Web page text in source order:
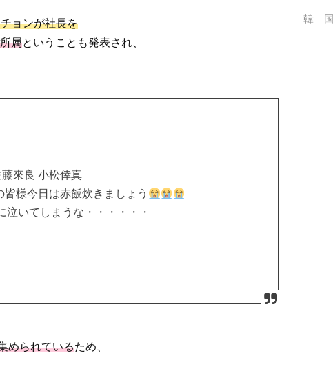
ョンが社長を
属ということも発表され、
來良 小松倖真
皆様今日は赤飯炊きましょう
いてしまうな・・・・・・
められているため、
韓 国